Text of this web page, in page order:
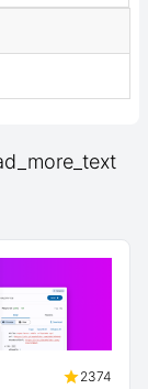
2374